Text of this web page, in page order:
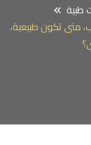
طبية
متى تكون طبيعية،